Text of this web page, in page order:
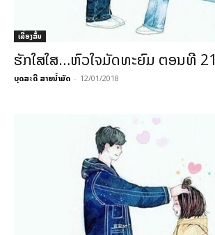
ເລື່ອງສັ້ນ
ຮັກໃສໃສ…ຫົວໃຈມັດທະຍົມ ຕອນທີ 21
ບຸດສະດີ ສາຍນ້ຳມັດ - 12/01/2018